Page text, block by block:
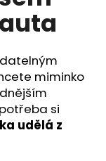
miminko
si
udělá z